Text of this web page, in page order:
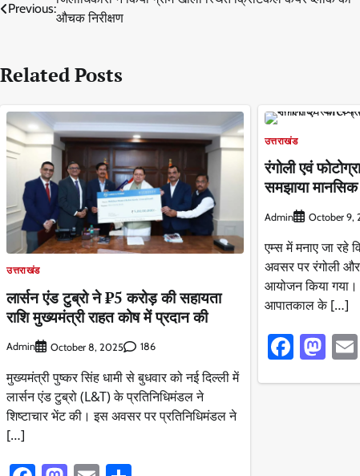
Previous:
औचक निरीक्षण
Related Posts
उत्तराखंड
लार्सन एंड टुब्रो ने ₹5 करोड़ की सहायता
राशि मुख्यमंत्री राहत कोष में प्रदान की
Admin October 8, 2025 186
मुख्यमंत्री पुष्कर सिंह धामी से बुधवार को नई दिल्ली में
लार्सन एंड टुब्रो (L&T) के प्रतिनिधिमंडल ने
शिष्टाचार भेंट की। इस अवसर पर प्रतिनिधिमंडल ने
[…]
उत्तराखंड
रंगोली एवं
समझाया मानसिक
Admin October 9,
एम्स में मनाए जा रहे
अवसर पर रंगोली और
आयोजन किया गया।
आपातकाल के […]